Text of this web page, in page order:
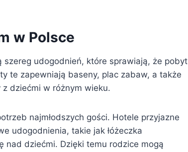
w Polsce
udogodnień, które sprawiają, że pobyt
te zapewniają baseny, plac zabaw, a także
dziećmi w różnym wieku.
najmłodszych gości. Hotele przyjazne
udogodnienia, takie jak łóżeczka
nad dziećmi. Dzięki temu rodzice mogą